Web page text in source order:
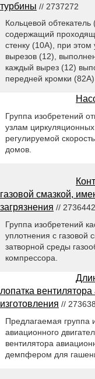
турбины // 2737272
Кольцевой
содержащий
стенку (10А), при
вырезов (12),
каждый вырез (12)
передней кромки
Группа изобретений
узлам
регулируемой
домов.
газовой смазкой,
загрязнения // 2736442
Группа изобретений
уплотнения с газовой
затворной среды
компрессора.
лопатка
изготовления //
Предлагаемая группа
авиационного
вентилятора
демпфером для